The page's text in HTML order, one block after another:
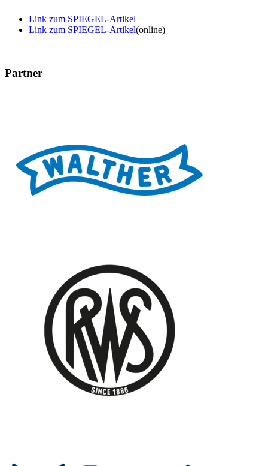
Link zum SPIEGEL-Artikel
Link zum SPIEGEL-Artikel(online)
Partner